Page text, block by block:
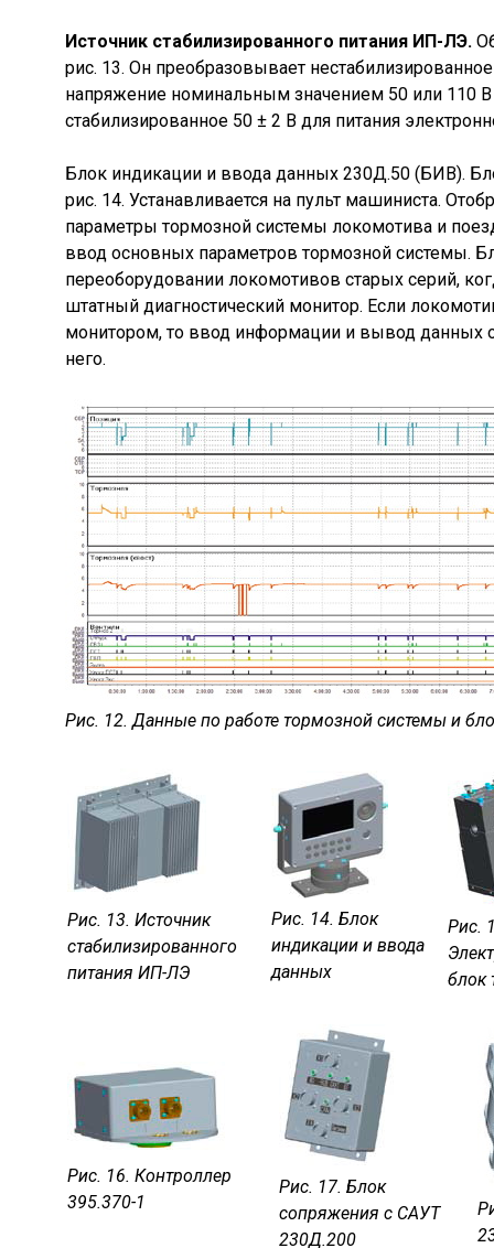
Источник стабилизированного питания ИП-ЛЭ.
рис. 13. Он преобразовывает
напряжение номинальным значением 50 или 110 В
стабилизированное 50 ± 2 В для питания
Блок индикации и ввода данных 230Д.50 (БИВ).
рис. 14. Устанавливается на пульт машиниста.
параметры тормозной системы локомотива и
ввод основных параметров тормозной системы.
переоборудовании локомотивов старых серий,
штатный диагностический монитор. Если
монитором, то ввод информации и вывод данных
него.
Рис. 12. Данные по работе тормозной системы и
Рис. 13. Источник
стабилизированного
питания ИП-ЛЭ
Рис. 14. Блок
индикации и ввода
данных
Рис.
блок
Рис. 16. Контроллер
395.370-1
Рис. 17. Блок
сопряжения с САУТ
230Д.200